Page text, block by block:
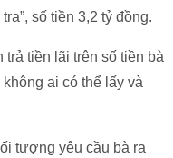
số tiền 3,2 tỷ đồng.
tiền lãi trên số tiền bà
ai có thể lấy và
tượng yêu cầu bà ra